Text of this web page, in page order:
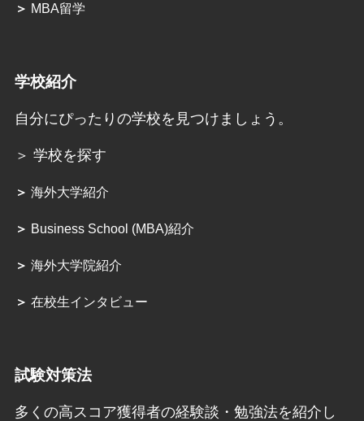
＞ MBA留学
学校紹介
自分にぴったりの学校を見つけましょう。
＞ 学校を探す
＞ 海外大学紹介
＞ Business School (MBA)紹介
＞ 海外大学院紹介
＞ 在校生インタビュー
試験対策法
多くの高スコア獲得者の経験談・勉強法を紹介し